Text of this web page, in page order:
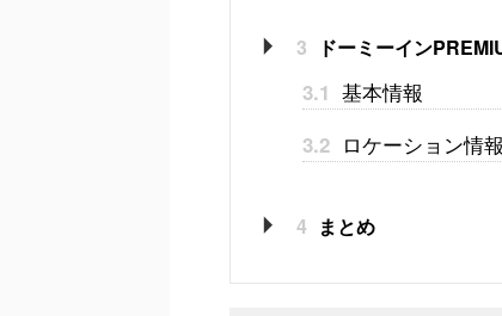
3 ドーミーイン
3.1 基本情報
3.2 ロケーション情報
4 まとめ